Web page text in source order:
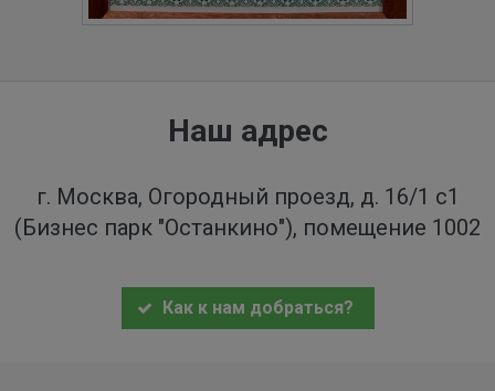
Наш адрес
г. Москва, Огородный проезд, д. 16/1 с1
(Бизнес парк "Останкино"), помещение 1002
Как к нам добраться?